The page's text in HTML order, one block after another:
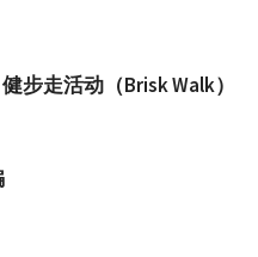
步走活动（Brisk Walk）